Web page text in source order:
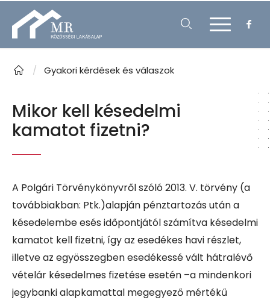
/ Gyakori kérdések és válaszok
Mikor kell késedelmi
kamatot fizetni?
A Polgári Törvénykönyvről szóló 2013. V. törvény (a
továbbiakban: Ptk.)alapján pénztartozás után a
késedelembe esés időpontjától számítva késedelmi
kamatot kell fizetni, így az esedékes havi részlet,
illetve az egyösszegben esedékessé vált hátralévő
vételár késedelmes fizetése esetén –a mindenkori
jegybanki alapkamattal megegyező mértékű